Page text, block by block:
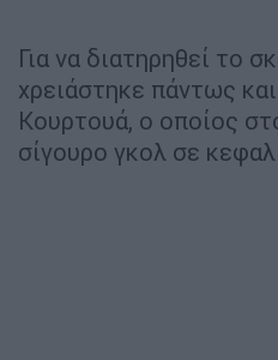
Για να διατηρηθεί το
χρειάστηκε πάντως
Κουρτουά, ο οποίος
σίγουρο γκολ σε